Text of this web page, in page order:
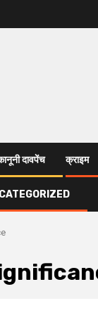
दावपेंच क्राइम